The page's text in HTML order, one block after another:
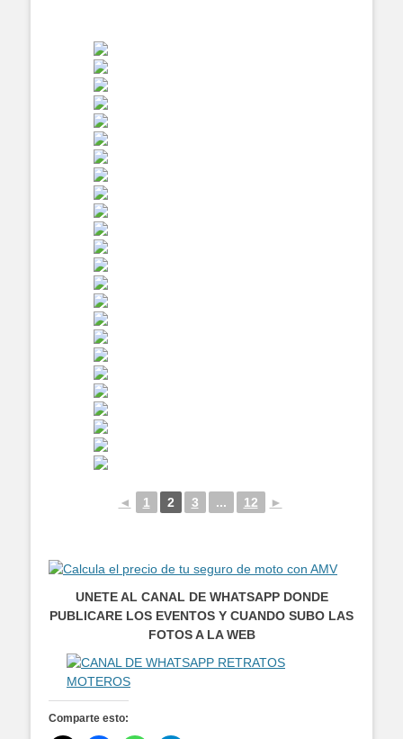
◄ 1 2 3 ... 12 ►
UNETE AL CANAL DE WHATSAPP DONDE
PUBLICARE LOS EVENTOS Y CUANDO SUBO LAS
FOTOS A LA WEB
Comparte esto: